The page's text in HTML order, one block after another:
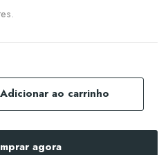
Adicionar ao carrinho
agora